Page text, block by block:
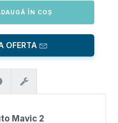
ÎN COȘ
OFERTA
Mavic 2